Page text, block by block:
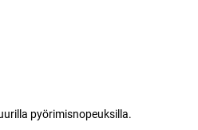
pyörimisnopeuksilla.